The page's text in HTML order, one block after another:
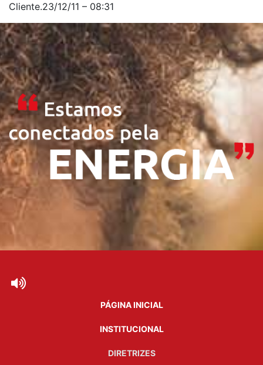
Cliente.23/12/11 – 08:31
PÁGINA INICIAL
INSTITUCIONAL
DIRETRIZES